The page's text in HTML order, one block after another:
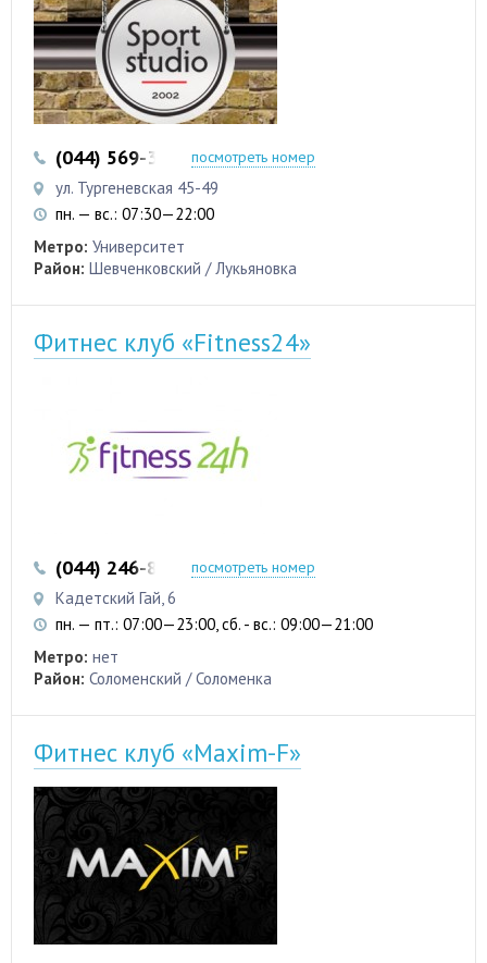
(044) 569-32-97 (044) 569-32-98
посмотреть номер
ул. Тургеневская 45-49
пн. — вс.: 07:30—22:00
Метро: Университет
Район: Шевченковский / Лукьяновка
Фитнес клуб «Fitness24»
(044) 246-83-51 (096) 994-38-84
посмотреть номер
Кадетский Гай, 6
пн. — пт.: 07:00—23:00, сб. - вс.: 09:00—21:00
Метро: нет
Район: Соломенский / Соломенка
Фитнес клуб «Maxim-F»